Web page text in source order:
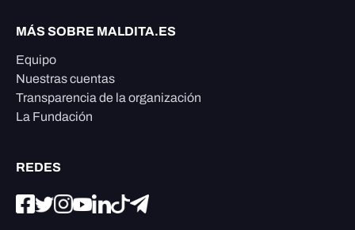
MÁS SOBRE MALDITA.ES
Equipo
Nuestras cuentas
Transparencia de la organización
La Fundación
REDES